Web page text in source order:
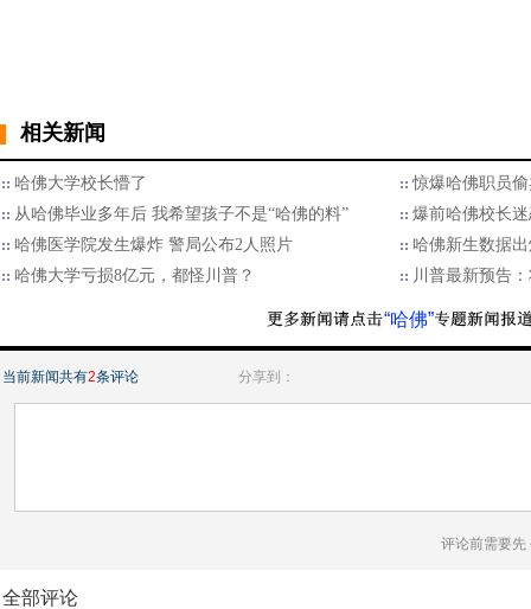
相关新闻
哈佛大学校长懵了
惊爆哈佛职员
从哈佛毕业多年后 我希望孩子不是“哈佛的料”
爆前哈佛校长
哈佛医学院发生爆炸 警局公布2人照片
哈佛新生数据
哈佛大学亏损8亿元，都怪川普？
川普最新预告
“哈佛”
当前新闻共有2条评论 分享到：
评论前需要先
全部评论